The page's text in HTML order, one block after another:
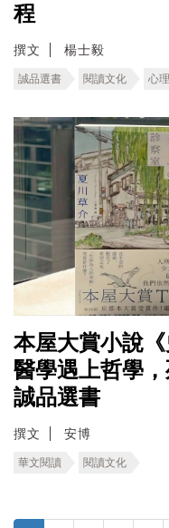
程
撰文 楊士毅
誠品選書 閱讀文化 心
本屋大賞小說
醫學遇上哲學，
誠品選書
撰文 安博
華文閱讀 閱讀文化